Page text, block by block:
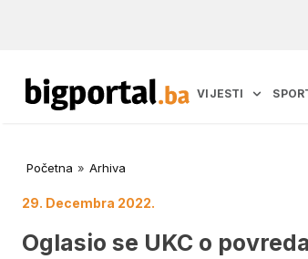
VIJESTI
Početna » Arhiva
29. Decembra 2022.
Oglasio se UKC o